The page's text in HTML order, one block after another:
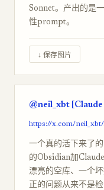
Sonnet。产出的是
性prompt。
↓ 保存图片
@neil_xbt [Claude
https://x.com/
一个真的活下来了
的Obsidian加
漂亮的空库、一个
正的问题从来不是